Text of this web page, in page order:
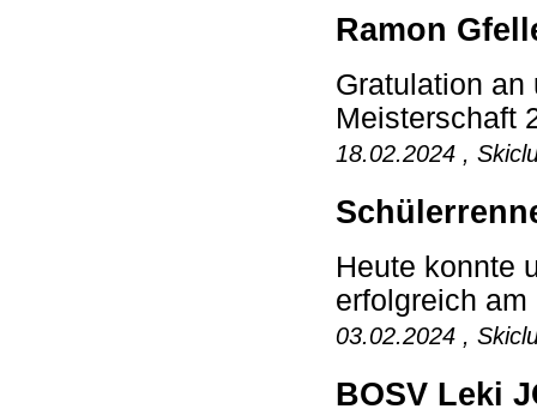
Ramon
Gratulation an
Meisterschaft
18.02.2024 ,
Heute konnte
erfolgreich
03.02.2024 ,
BOSV Leki